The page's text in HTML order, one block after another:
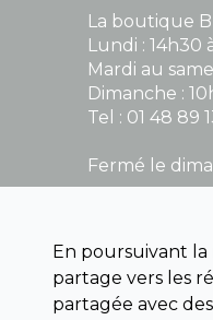
La boutique
Lundi : 14h30
Mardi au
Dimanche :
Tel : 01 48 89
Fermé le
contact@la-
En poursuivant la
partage vers les
partagée avec